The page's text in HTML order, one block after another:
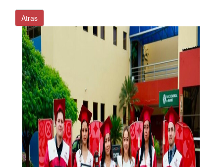
Atras